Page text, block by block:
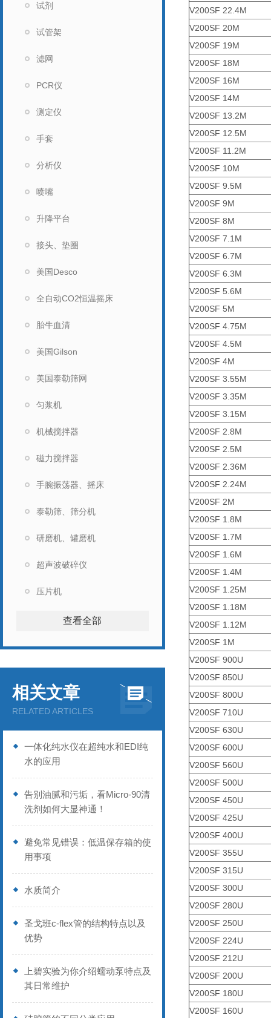
试剂
试管架
滤网
PCR仪
测定仪
手套
分析仪
喷嘴
升降平台
接头、垫圈
美国Desco
全自动CO2恒温摇床
胎牛血清
美国Gilson
美国泰勒筛网
匀浆机
机械搅拌器
磁力搅拌器
手腕振荡器、摇床
泰勒筛、筛分机
研磨机、罐磨机
超声波破碎仪
压片机
查看全部
相关文章
RELATED ARTICLES
一体化纯水仪在超纯水和EDI纯
水的应用
告别油腻和污垢，看Micro-90清
洗剂如何大显神通！
避免常见错误：低温保存箱的使
用事项
水质简介
圣戈班c-flex管的结构特点以及
优势
上碧实验为你介绍蠕动泵特点及
其日常维护
V200SF 22.4M
V200SF 20M
V200SF 19M
V200SF 18M
V200SF 16M
V200SF 14M
V200SF 13.2M
V200SF 12.5M
V200SF 11.2M
V200SF 10M
V200SF 9.5M
V200SF 9M
V200SF 8M
V200SF 7.1M
V200SF 6.7M
V200SF 6.3M
V200SF 5.6M
V200SF 5M
V200SF 4.75M
V200SF 4.5M
V200SF 4M
V200SF 3.55M
V200SF 3.35M
V200SF 3.15M
V200SF 2.8M
V200SF 2.5M
V200SF 2.36M
V200SF 2.24M
V200SF 2M
V200SF 1.8M
V200SF 1.7M
V200SF 1.6M
V200SF 1.4M
V200SF 1.25M
V200SF 1.18M
V200SF 1.12M
V200SF 1M
V200SF 900U
V200SF 850U
V200SF 800U
V200SF 710U
V200SF 630U
V200SF 600U
V200SF 560U
V200SF 500U
V200SF 450U
V200SF 425U
V200SF 400U
V200SF 355U
V200SF 315U
V200SF 300U
V200SF 280U
V200SF 250U
V200SF 224U
V200SF 212U
V200SF 200U
V200SF 180U
V200SF 160U